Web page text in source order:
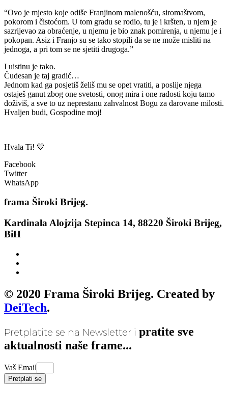
“Ovo je mjesto koje odiše Franjinom malenošću, siromaštvom,
pokorom i čistoćom. U tom gradu se rodio, tu je i kršten, u njem je
sazrijevao za obraćenje, u njemu je bio znak pomirenja, u njemu je i
pokopan. Asiz i Franjo su se tako stopili da se ne može misliti na
jednoga, a pri tom se ne sjetiti drugoga.”
I uistinu je tako.
Čudesan je taj gradić…
Jednom kad ga posjetiš želiš mu se opet vratiti, a poslije njega
ostaješ ganut zbog one svetosti, onog mira i one radosti koju tamo
doživiš, a sve to uz neprestanu zahvalnost Bogu za darovane milosti.
Hvaljen budi, Gospodine moj!
Hvala Ti! 🤎
Facebook
Twitter
WhatsApp
frama Široki Brijeg.
Kardinala Alojzija Stepinca 14, 88220 Široki Brijeg,
BiH
© 2020 Frama Široki Brijeg. Created by
DeiTech.
Pretplatite se na Newsletter i pratite sve
aktualnosti naše frame...
Vaš Email
Pretplati se